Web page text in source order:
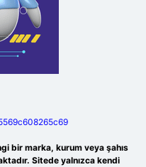
bir marka, kurum veya şahıs
Sitede yalnızca kendi